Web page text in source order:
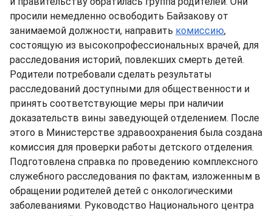
просили немедленно освободить Байзакову от
занимаемой должности, направить комиссию,
состоящую из высокопрофессиональных врачей, для
расследования историй, повлекших смерть детей.
Родители потребовали сделать результаты
расследований доступными для общественности и
принять соответствующие меры при наличии
доказательств вины заведующей отделением. После
этого в Министерстве здравоохранения была создана
комиссия для проверки работы детского отделения.
Подготовлена справка по проведению комплексного
служебного расследования по фактам, изложенным в
обращении родителей детей с онкологическими
заболеваниями. Руководство Национального центра